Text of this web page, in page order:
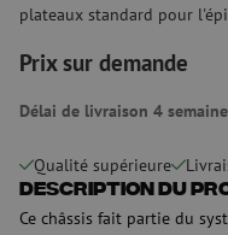
plateaux standard pour
Prix sur demande
Délai de livraison 4
Qualité supérieure
Description du
Ce châssis fait partie du